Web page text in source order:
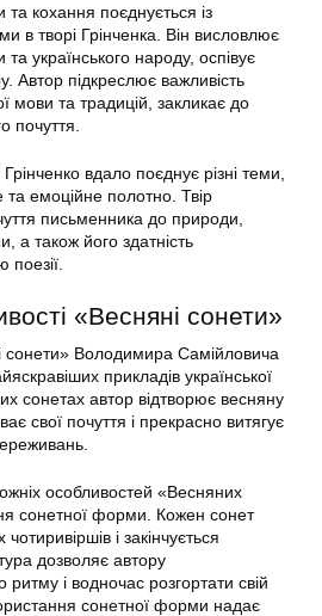
кохання поєднується із
в творі Грінченка. Він висловлює
українського народу, оспівує
Автор підкреслює важливість
мови та традицій, закликає до
почуття.
вдало поєднує різні теми,
емоційне полотно. Твір
письменника до природи,
а також його здатність
«Весняні сонети»
сонети» Володимира Самійловича
прикладів української
сонетах автор відтворює весняну
свої почуття і прекрасно витягує
особливостей «Весняних
сонетної форми. Кожен сонет
і закінчується
дозволяє автору
і водночас розгортати свій
сонетної форми надає